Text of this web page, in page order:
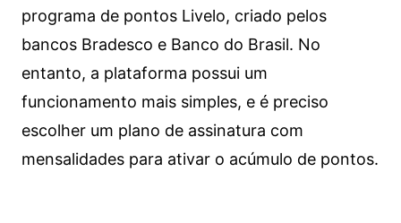
programa de pontos Livelo, criado pelos
bancos Bradesco e Banco do Brasil. No
entanto, a plataforma possui um
funcionamento mais simples, e é preciso
escolher um plano de assinatura com
mensalidades para ativar o acúmulo de pontos.